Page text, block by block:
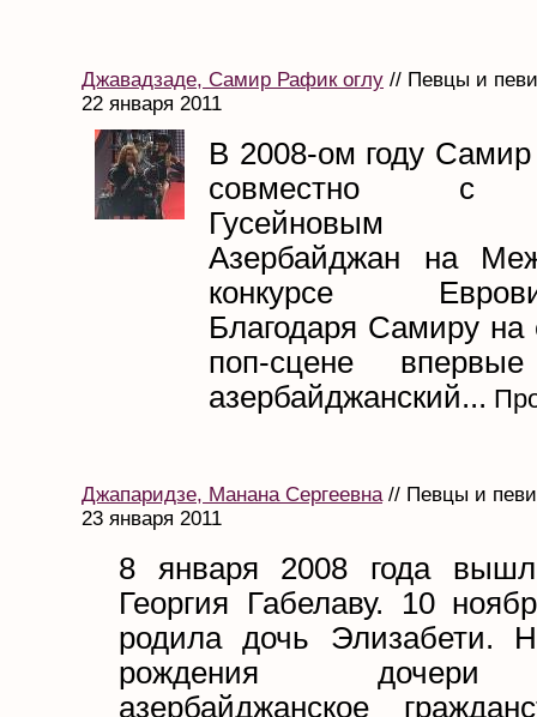
Джавадзаде, Самир Рафик оглу // Певцы и
22 января 2011
В 2008-ом году
совместно с
Гусейновым
Азербайджан на
конкурсе
Благодаря Самиру на
поп-сцене
азербайджанский...
Джапаридзе, Манана Сергеевна// Певцы и
23 января 2011
8 января 2008 года
Георгия Габелаву. 10
родила дочь Элизабети.
рождения дочери
азербайджанское